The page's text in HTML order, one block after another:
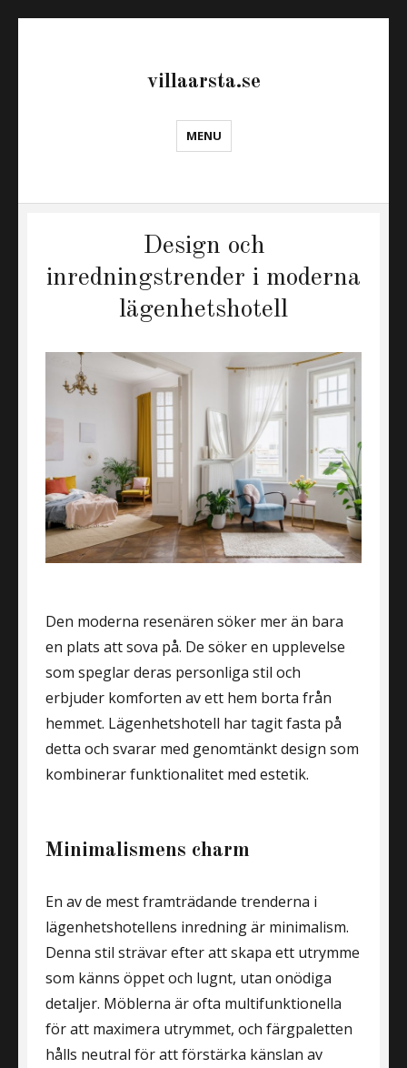
villaarsta.se
MENU
Design och
inredningstrender i moderna
lägenhetshotell
Den moderna resenären söker mer än bara
en plats att sova på. De söker en upplevelse
som speglar deras personliga stil och
erbjuder komforten av ett hem borta från
hemmet. Lägenhetshotell har tagit fasta på
detta och svarar med genomtänkt design som
kombinerar funktionalitet med estetik.
Minimalismens charm
En av de mest framträdande trenderna i
lägenhetshotellens inredning är minimalism.
Denna stil strävar efter att skapa ett utrymme
som känns öppet och lugnt, utan onödiga
detaljer. Möblerna är ofta multifunktionella
för att maximera utrymmet, och färgpaletten
hålls neutral för att förstärka känslan av